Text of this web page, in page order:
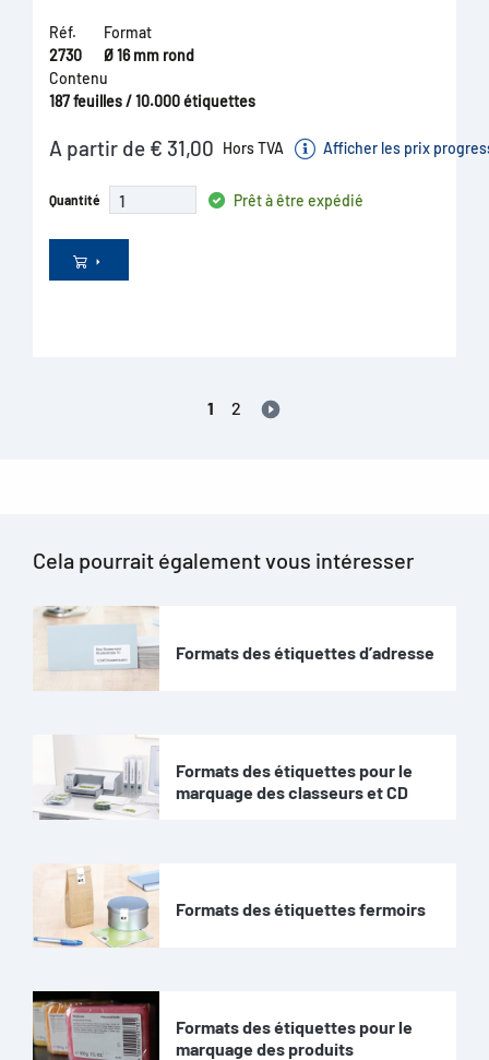
Réf.
2730
Format
Ø 16 mm rond
Contenu
187 feuilles / 10.000 étiquettes
A partir de € 31,00 Hors TVA Afficher les prix
Quantité Prêt à être expédié
1 2
Cela pourrait également vous intéresser
Formats des étiquettes d’adresse
Formats des étiquettes pour le
marquage des classeurs et CD
Formats des étiquettes fermoirs
Formats des étiquettes pour le
marquage des produits